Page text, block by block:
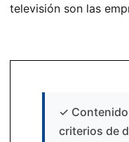
televisión son las
✓
criterios de